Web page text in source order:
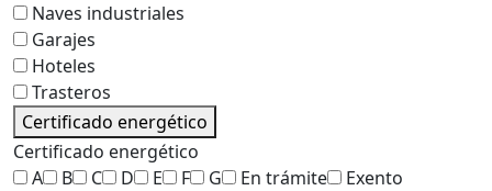
Naves industriales
Garajes
Hoteles
Trasteros
Certificado energético
Certificado energético
A
B C D E F G En trámite
Exento